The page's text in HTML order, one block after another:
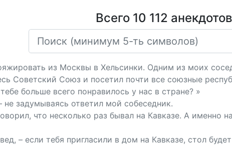
Всего 10 112 анекдотов
из Москвы в Хельсинки. Одним из моих
Советский Союз и посетил почти все союзные
больше всего понравилось у нас в стране? »
не задумываясь ответил мой собеседник.
что несколько раз бывал на Кавказе. А именно
– если тебя пригласили в дом на Кавказе, стол